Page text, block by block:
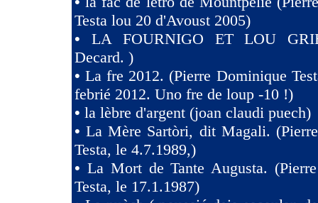
Testa lou 20 d'Avoust 2005)
• LA FOURNIGO ET LOU
Decard. )
•La fre 2012. (Pierre Dominique
febrié 2012. Uno fre de loup -10 !)
• la lèbre d'argent (joan claudi puech)
•La Mère Sartòri, dit Magali.
Testa, le 4.7.1989,)
• La Mort de Tante Augusta.
Testa, le 17.1.1987)